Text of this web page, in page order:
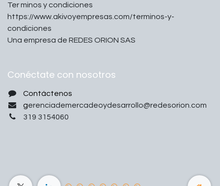
Ter minos y condiciones
https://www.akivoyempresas.com/terminos-y-
condiciones
Una empresa de REDES ORION SAS
Conéctate con nosotros
Contáctenos
gerenciademercadeoydesarrollo@redesorion.com
319 3154060